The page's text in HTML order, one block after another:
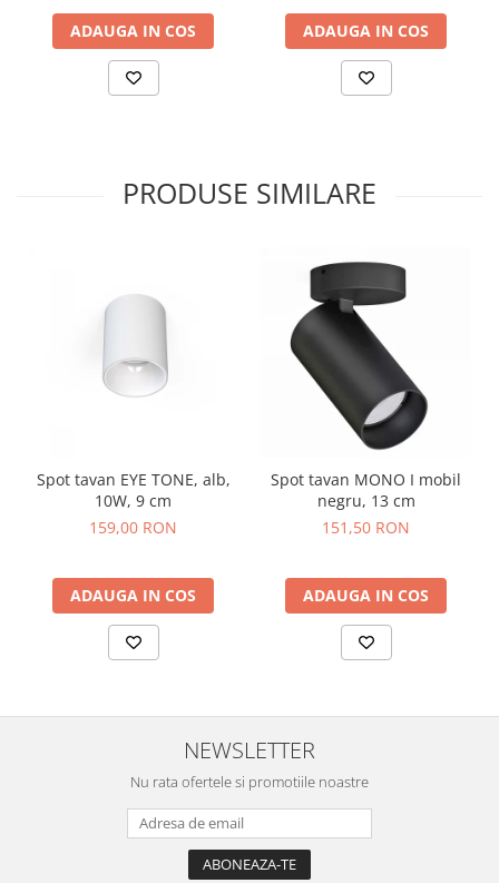
ADAUGA IN COS ADAUGA IN COS
PRODUSE SIMILARE
Spot tavan EYE TONE, alb,
10W, 9 cm
159,00 RON
ADAUGA IN COS
Spot tavan MONO I mobil
negru, 13 cm
151,50 RON
ADAUGA IN COS
NEWSLETTER
Nu rata ofertele si promotiile noastre